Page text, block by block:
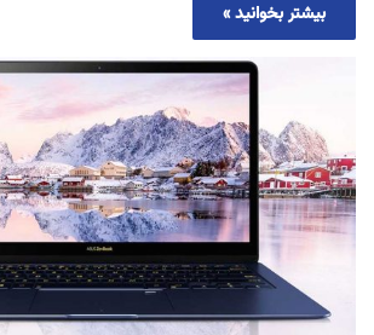
بیشتر بخوانید »